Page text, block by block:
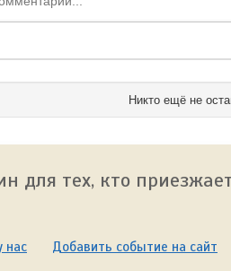
Никто ещё не
для тех, кто
нас Добавить событие на сайт